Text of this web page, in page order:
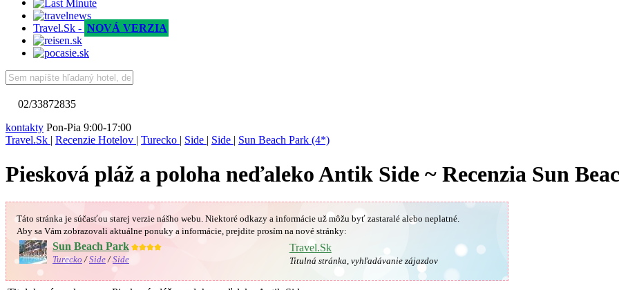
Travel.Sk - NOVÁ VERZIA
02/33872835
kontakty Pon-Pia 9:00-17:00
Travel.Sk | Recenzie Hotelov | Turecko | Side | Side | Sun Beach Park (4*)
Piesková pláž a poloha neďaleko Antik Side ~ Recenzia Sun
Táto stránka je súčasťou starej verzie nášho webu. Niektoré odkazy a informácie už môžu byť zastaralé alebo neplatné.
Aby sa Vám zobrazovali aktuálne ponuky a informácie, prejdite prosím na nové stránky:
Sun Beach Park★★★★
Turecko /Side/Side
Travel.Sk
Titulná stránka, vyhľadávanie zájazdov